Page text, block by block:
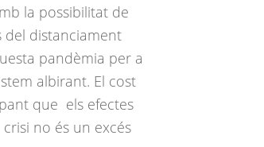
la possibilitat de
del distanciament
pandèmia per a
albirant. El cost
que els efectes
no és un excés